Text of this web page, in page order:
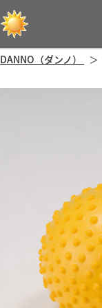
DANNO（ダンノ）